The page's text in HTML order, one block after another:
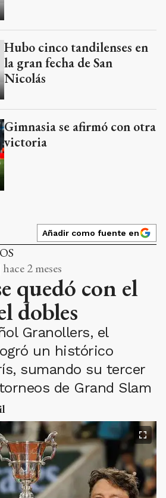
Hubo cinco tandilenses en
la gran fecha de San
Nicolás
Gimnasia se afirmó con otra
victoria
Añadir como fuente en
2 meses
quedó con el
dobles
Granollers, el
un histórico
sumando su tercer
de Grand Slam